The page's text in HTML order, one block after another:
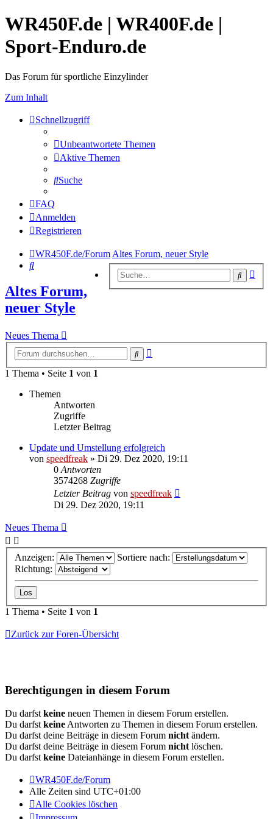
WR450F.de | WR400F.de |
Sport-Enduro.de
Das Forum für sportliche Einzylinder
Zum Inhalt
Schnellzugriff
Unbeantwortete Themen
Aktive Themen
Suche
FAQ
Anmelden
Registrieren
WR450F.de/Forum Altes Forum, neuer Style
Suche
Suche
Altes Forum,
neuer Style
Neues Thema
Suche
1 Thema • Seite 1 von 1
Themen
Antworten
Zugriffe
Letzter Beitrag
Update und Umstellung erfolgreich
von speedfreak » Di 29. Dez 2020, 19:11
0 Antworten
3574268 Zugriffe
Letzter Beitrag von speedfreak
Di 29. Dez 2020, 19:11
Neues Thema
Anzeigen:
Sortiere nach:
Richtung:
1 Thema • Seite 1 von 1
Zurück zur Foren-Übersicht
Berechtigungen in diesem Forum
Du darfst keine neuen Themen in diesem Forum erstellen.
Du darfst keine Antworten zu Themen in diesem Forum erstellen.
Du darfst deine Beiträge in diesem Forum nicht ändern.
Du darfst deine Beiträge in diesem Forum nicht löschen.
Du darfst keine Dateianhänge in diesem Forum erstellen.
WR450F.de/Forum
Alle Zeiten sind UTC+01:00
Alle Cookies löschen